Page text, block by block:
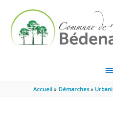
Accueil Démarches